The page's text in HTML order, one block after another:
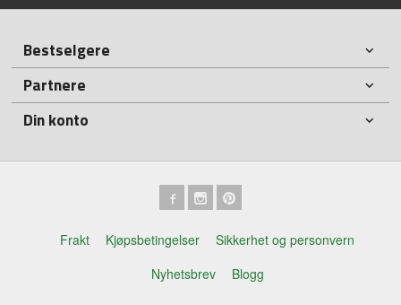
Bestselgere
Partnere
Din konto
Frakt Kjøpsbetingelser
Sikkerhet og personvern
Nyhetsbrev
Blogg